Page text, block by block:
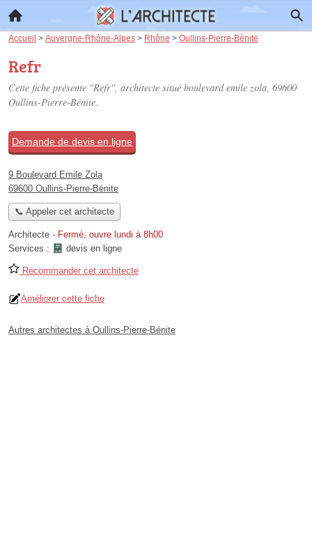
Accueil > Auvergne-Rhône-Alpes > Rhône > Oullins-Pierre-Bénite
Refr
Cette fiche présente "Refr", architecte situé boulevard emile zola, 69600
Oullins-Pierre-Bénite.
Demande de devis en ligne
9 Boulevard Emile Zola
69600 Oullins-Pierre-Bénite
📞 Appeler cet architecte
Architecte - Fermé, ouvre lundi à 8h00
Services :
devis en ligne
Recommander cet architecte
Améliorer cette fiche
Autres architectes à Oullins-Pierre-Bénite